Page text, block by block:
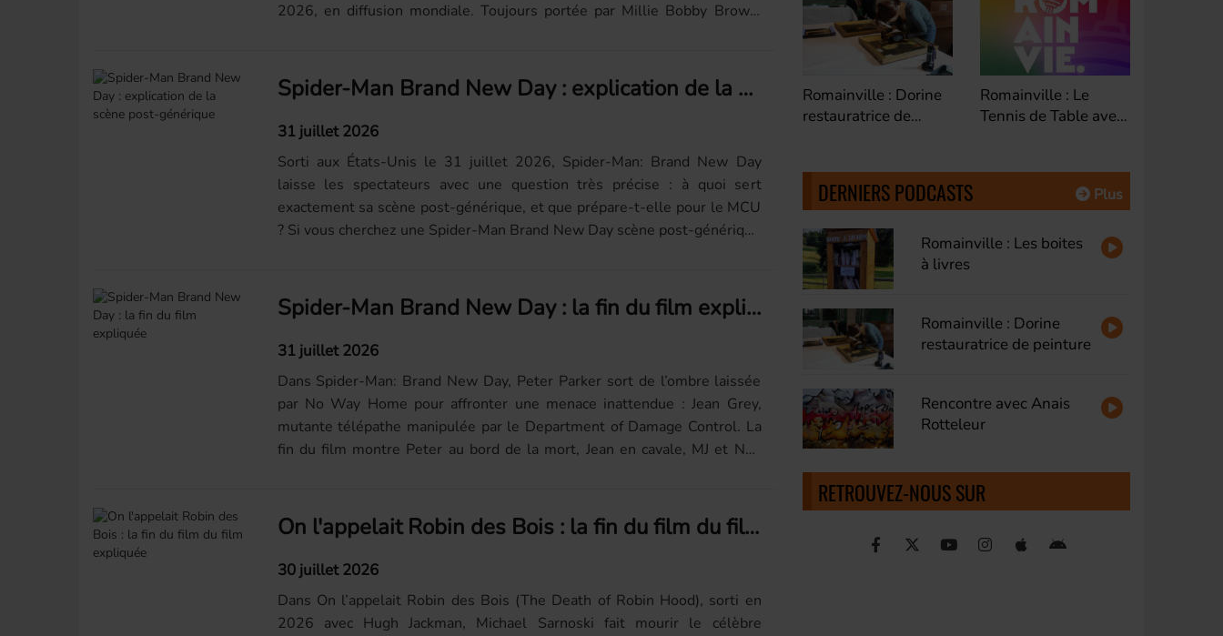
2026, en diffusion mondiale. Toujours portée par Millie Bobby Brown,
Spider-Man Brand New Day : explication de la scène post-générique
31 juillet 2026
Sorti aux États‑Unis le 31 juillet 2026, Spider-Man: Brand New Day
laisse les spectateurs avec une question très précise : à quoi sert
exactement sa scène post‑générique, et que prépare‑t‑elle pour le MCU
? Si vous cherchez une Spider-Man Brand New Day scène post-générique
Spider-Man Brand New Day : la fin du film expliquée
31 juillet 2026
Dans Spider-Man: Brand New Day, Peter Parker sort de l’ombre laissée
par No Way Home pour affronter une menace inattendue : Jean Grey,
mutante télépathe manipulée par le Department of Damage Control. La
fin du film montre Peter au bord de la mort, Jean en cavale, MJ et Ned
On l'appelait Robin des Bois : la fin du film du film expliquée
30 juillet 2026
Dans On l’appelait Robin des Bois (The Death of Robin Hood), sorti en
2026 avec Hugh Jackman, Michael Sarnoski fait mourir le célèbre
Romainville : Dorine
Romainville : Le
Tennis de Table avec
Fontenay-sous-bois :
Festival land'art
Plus
DERNIERS PODCASTS
Romainville : Les boites
à livres
Romainville : Dorine
restauratrice de peinture
Rencontre avec Anais
Rotteleur
RETROUVEZ-NOUS SUR